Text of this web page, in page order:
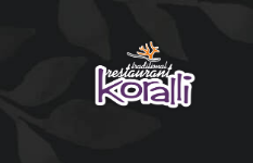
Koralli